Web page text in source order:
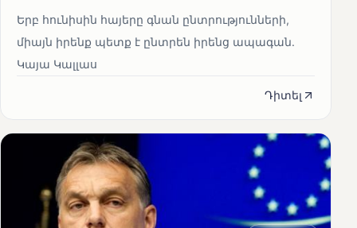
Երբ հունիսին հայերը գնան ընտրությունների,
միայն իրենք պետք է ընտրեն իրենց ապագան.
Կայա Կալլաս
Դիտել